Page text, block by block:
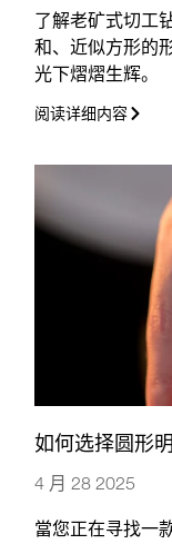
了解老矿式切工
和、近似方形的
光下熠熠生辉。
阅读详细内容
如何选择圆形
4 月 28 2025
當您正在寻找一